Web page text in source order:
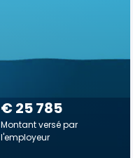
€ 25 785
Montant versé par
l'employeur